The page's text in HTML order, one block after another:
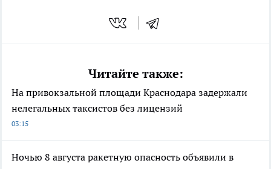
Читайте также:
На привокзальной площади Краснодара задержали
нелегальных таксистов без лицензий
03:15
Ночью 8 августа ракетную опасность объявили в